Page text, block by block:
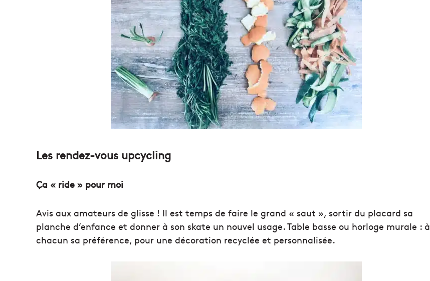
Les rendez-vous upcycling
Ça « ride » pour moi
Avis aux amateurs de glisse ! Il est temps de faire le grand « saut », sortir du placard sa
planche d’enfance et donner à son skate un nouvel usage. Table basse ou horloge murale : à
chacun sa préférence, pour une décoration recyclée et personnalisée.